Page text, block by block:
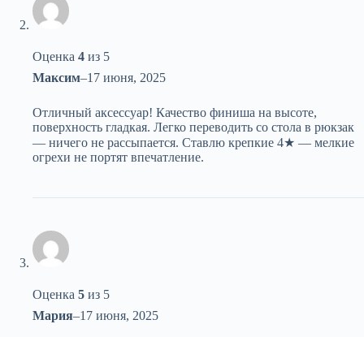
Оценка 4 из 5
Максим–17 июня, 2025
Отличный аксессуар! Качество финиша на высоте,
поверхность гладкая. Легко переводить со стола в рюкзак
— ничего не рассыпается. Ставлю крепкие 4★ — мелкие
огрехи не портят впечатление.
Оценка 5 из 5
Мария–17 июня, 2025